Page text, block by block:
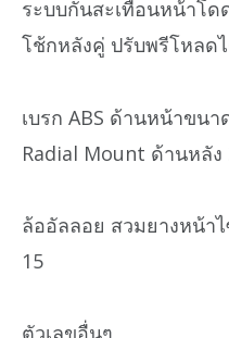
ระบบกันสะเทือนหน้าโด
โช้กหลังคู่ ปรับพรีโหลด
เบรก ABS ด้านหน้าขน
Radial Mount ด้านหลัง
ล้ออัลลอย สวมยางหน้า
15